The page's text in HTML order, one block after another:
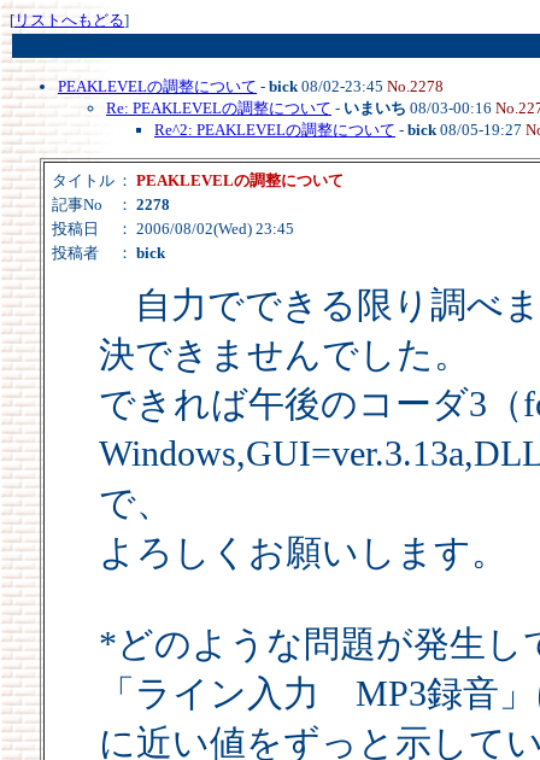
[リストへもどる]
PEAKLEVELの調整について - bick08/02-23:45 No.2278
Re: PEAKLEVELの調整について - いまいち 08/03-00:16
Re^2: PEAKLEVELの調整について - bick08/05-19:27
タイトル ： PEAKLEVELの調整について
記事No
： 2278
投稿日
： 2006/08/02(Wed) 23:45
投稿者
： bick
自力でできる限り調べ
決できませんでした。
できれば午後のコーダ3（
で、
よろしくお願いします。
*どのような問題が発生し
「ライン入力 MP3録音
に近い値をずっと示して